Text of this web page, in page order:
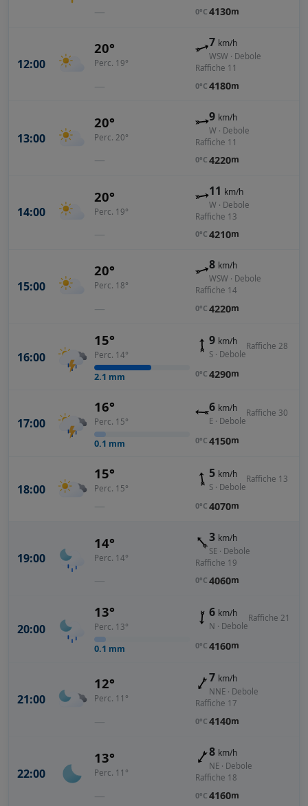
—
0°C 4130m
12:00
20°
Perc. 19°
—
7 km/h
WSW · Debole
Raffiche 11
0°C 4180m
13:00
20°
Perc. 20°
—
9 km/h
W · Debole
Raffiche 11
0°C 4220m
14:00
20°
Perc. 19°
—
11 km/h
W · Debole
Raffiche 13
0°C 4210m
15:00
20°
Perc. 18°
—
8 km/h
WSW · Debole
Raffiche 14
0°C 4220m
16:00
15°
Perc. 14°
2.1 mm
9 km/h
S · Debole
Raffiche 28
0°C 4290m
17:00
16°
Perc. 15°
0.1 mm
6 km/h
E · Debole
Raffiche 30
0°C 4150m
18:00
15°
Perc. 15°
—
5 km/h
S · Debole
Raffiche 13
0°C 4070m
19:00
14°
Perc. 14°
—
3 km/h
SE · Debole
Raffiche 19
0°C 4060m
20:00
13°
Perc. 13°
0.1 mm
6 km/h
N · Debole
Raffiche 21
0°C 4160m
21:00
12°
Perc. 11°
—
7 km/h
NNE · Debole
Raffiche 17
0°C 4140m
22:00
13°
Perc. 11°
—
8 km/h
NE · Debole
Raffiche 18
0°C 4160m